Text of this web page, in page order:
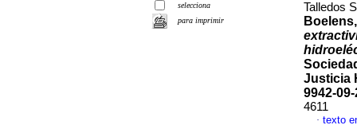
selecciona
para imprimir
Talledos
Justicia
9942-
4611
· texto